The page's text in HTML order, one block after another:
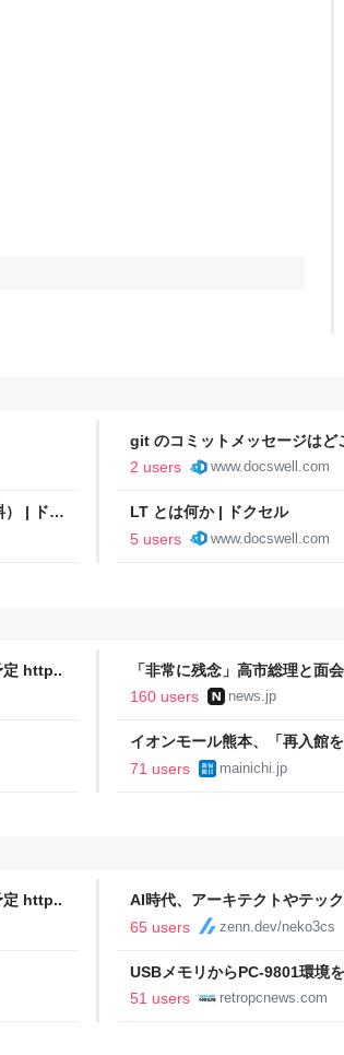
git のコミットメッセージはど
2 users
www.docswell.com
） | ドク
LT とは何か | ドクセル
5 users
www.docswell.com
定 http..
「非常に残念」高市総理と
爆体験者「何のために」 |
160 users news.jp
イオンモール熊本、「再入館
71 users
mainichi.jp
定 http..
AI時代、アーキテクトやテッ
65 users
zenn.dev/neko3cs
USBメモリからPC-9801環境
51 users
retropcnews.com